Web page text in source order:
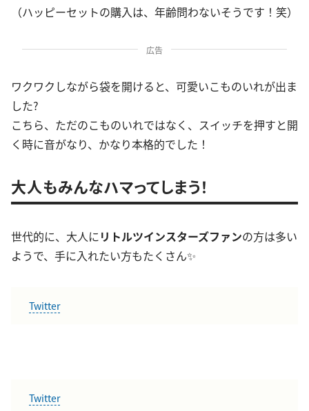
（ハッピーセットの購入は、年齢問わないそうです！笑）
広告
ワクワクしながら袋を開けると、可愛いこものいれが出ま
した?
こちら、ただのこものいれではなく、スイッチを押すと開
く時に音がなり、かなり本格的でした！
大人もみんなハマってしまう！
世代的に、大人にリトルツインスターズファンの方は多い
ようで、手に入れたい方もたくさん✨
Twitter
Twitter